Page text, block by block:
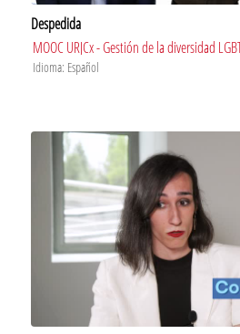
Despedida
MOOC URJCx - Gestión de la diversidad
Idioma: Español